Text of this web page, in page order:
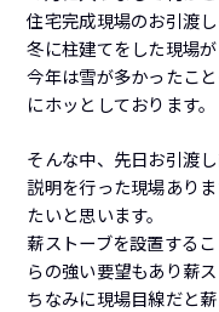
住宅完成現場のお引渡
冬に柱建てをした現場
今年は雪が多かったこ
にホッとしております。
そんな中、先日お引渡
説明を行った現場あり
たいと思います。
薪ストーブを設置する
らの強い要望もあり薪
ちなみに現場目線だと